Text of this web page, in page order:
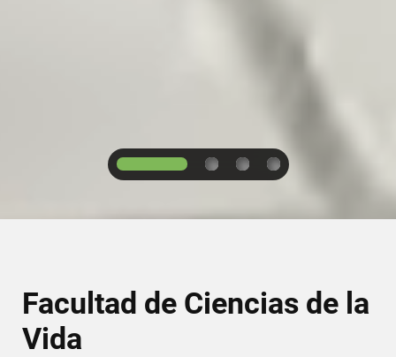
1 2 3 4
Facultad de Ciencias de la
Vida